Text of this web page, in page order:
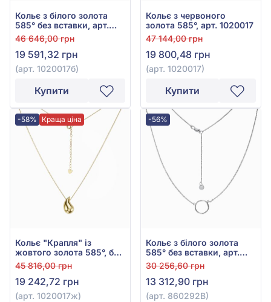
Кольє з білого золота
585° без вставки, арт.
1020017б
46 646,00 грн
19 591,32 грн
(арт. 1020017б)
Купити
Кольє з червоного
золота 585°, арт. 1020017
47 144,00 грн
19 800,48 грн
(арт. 1020017)
Купити
-58% Краща ціна
Кольє "Крапля" із
жовтого золота 585°, без
вставки, арт. 1020017ж
45 816,00 грн
19 242,72 грн
(арт. 1020017ж)
-56%
Кольє з білого золота
585° без вставки, арт.
860292В
30 256,60 грн
13 312,90 грн
(арт. 860292В)